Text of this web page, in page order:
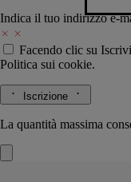
Indica il tuo indirizzo e-
Facendo clic su
Politica sui cookie.
Iscrizione
La quantità massima